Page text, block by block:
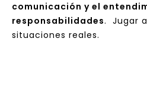
comunicación y el
responsabilidades. Jugar
situaciones reales.